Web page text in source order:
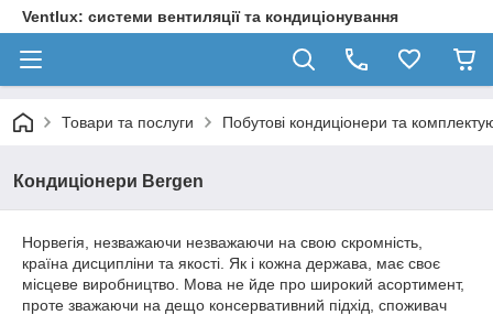
Ventlux: системи вентиляції та кондиціонування
Товари та послуги Побутові кондиціонери та
Кондиціонери Bergen
Норвегія, незважаючи незважаючи на свою скромність,
країна дисципліни та якості. Як і кожна держава, має своє
місцеве виробництво. Мова не йде про широкий асортимент,
проте зважаючи на дещо консервативний підхід, споживач